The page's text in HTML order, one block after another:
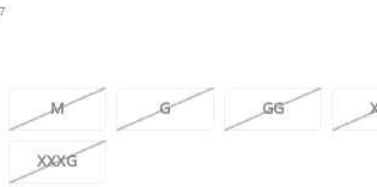
M G GG
XXXG